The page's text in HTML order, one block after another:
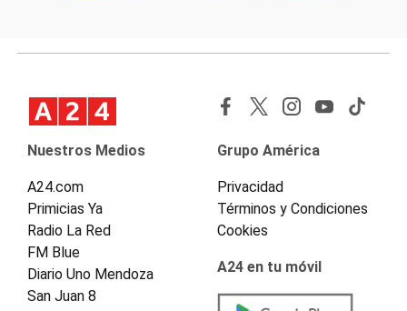
Nuestros Medios
A24.com
Primicias Ya
Radio La Red
FM Blue
Diario Uno Mendoza
San Juan 8
Grupo América
Privacidad
Términos y Condiciones
Cookies
A24 en tu móvil